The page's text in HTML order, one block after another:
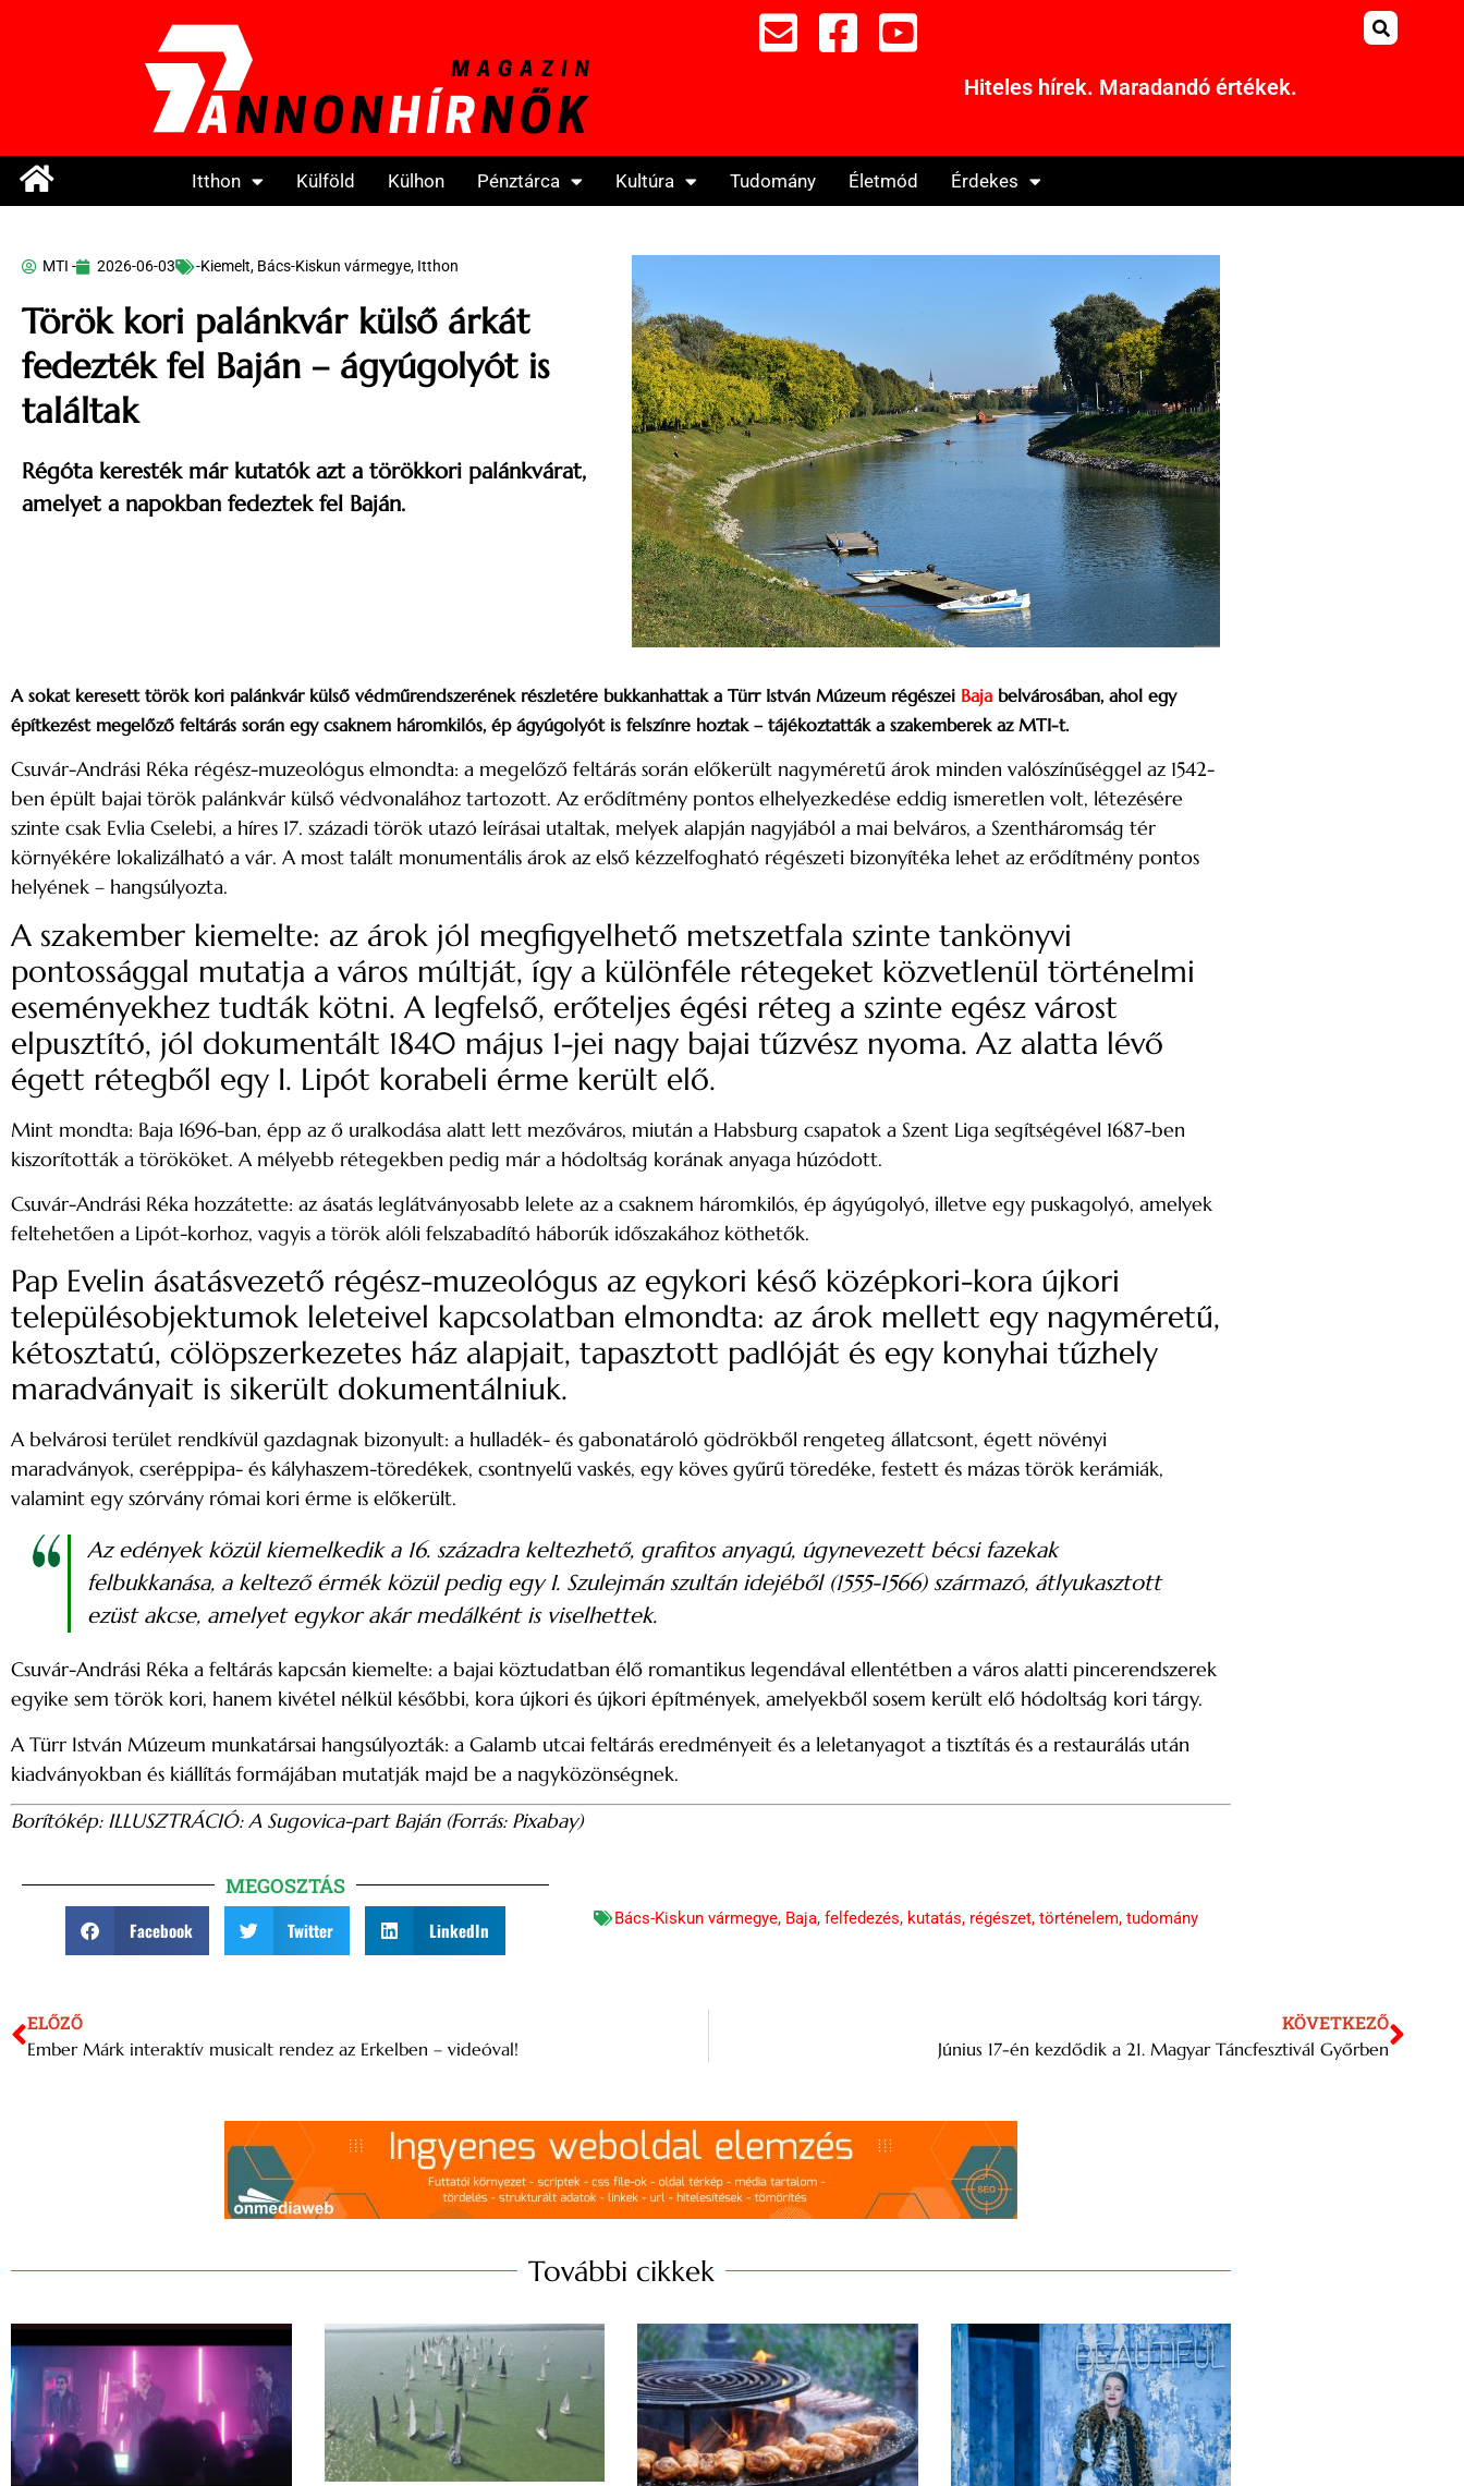
Hiteles hírek. Maradandó értékek.
Itthon Külföld Külhon Pénztárca Kultúra Tudomány Életmód Érdekes
MTI - 2026-06-03 -Kiemelt, Bács-Kiskun vármegye, Itthon
Török kori palánkvár külső árkát
fedezték fel Baján – ágyúgolyót is
találtak
Régóta keresték már kutatók azt a törökkori palánkvárat,
amelyet a napokban fedeztek fel Baján.
A sokat keresett török kori palánkvár külső védműrendszerének részletére bukkanhattak a Türr István Múzeum régészei Baja belvárosában, ahol egy
építkezést megelőző feltárás során egy csaknem háromkilós, ép ágyúgolyót is felszínre hoztak – tájékoztatták a szakemberek az MTI-t.
Csuvár-Andrási Réka régész-muzeológus elmondta: a megelőző feltárás során előkerült nagyméretű árok minden valószínűséggel az 1542-
ben épült bajai török palánkvár külső védvonalához tartozott. Az erődítmény pontos elhelyezkedése eddig ismeretlen volt, létezésére
szinte csak Evlia Cselebi, a híres 17. századi török utazó leírásai utaltak, melyek alapján nagyjából a mai belváros, a Szentháromság tér
környékére lokalizálható a vár. A most talált monumentális árok az első kézzelfogható régészeti bizonyítéka lehet az erődítmény pontos
helyének – hangsúlyozta.
A szakember kiemelte: az árok jól megfigyelhető metszetfala szinte tankönyvi
pontossággal mutatja a város múltját, így a különféle rétegeket közvetlenül történelmi
eseményekhez tudták kötni. A legfelső, erőteljes égési réteg a szinte egész várost
elpusztító, jól dokumentált 1840 május 1-jei nagy bajai tűzvész nyoma. Az alatta lévő
égett rétegből egy I. Lipót korabeli érme került elő.
Mint mondta: Baja 1696-ban, épp az ő uralkodása alatt lett mezőváros, miután a Habsburg csapatok a Szent Liga segítségével 1687-ben
kiszorították a törököket. A mélyebb rétegekben pedig már a hódoltság korának anyaga húzódott.
Csuvár-Andrási Réka hozzátette: az ásatás leglátványosabb lelete az a csaknem háromkilós, ép ágyúgolyó, illetve egy puskagolyó, amelyek
feltehetően a Lipót-korhoz, vagyis a török alóli felszabadító háborúk időszakához köthetők.
Pap Evelin ásatásvezető régész-muzeológus az egykori késő középkori-kora újkori
településobjektumok leleteivel kapcsolatban elmondta: az árok mellett egy nagyméretű,
kétosztatú, cölöpszerkezetes ház alapjait, tapasztott padlóját és egy konyhai tűzhely
maradványait is sikerült dokumentálniuk.
A belvárosi terület rendkívül gazdagnak bizonyult: a hulladék- és gabonatároló gödrökből rengeteg állatcsont, égett növényi
maradványok, cseréppipa- és kályhaszem-töredékek, csontnyelű vaskés, egy köves gyűrű töredéke, festett és mázas török kerámiák,
valamint egy szórvány római kori érme is előkerült.
Az edények közül kiemelkedik a 16. századra keltezhető, grafitos anyagú, úgynevezett bécsi fazekak
felbukkanása, a keltező érmék közül pedig egy I. Szulejmán szultán idejéből (1555-1566) származó, átlyukasztott
ezüst akcse, amelyet egykor akár medálként is viselhettek.
Csuvár-Andrási Réka a feltárás kapcsán kiemelte: a bajai köztudatban élő romantikus legendával ellentétben a város alatti pincerendszerek
egyike sem török kori, hanem kivétel nélkül későbbi, kora újkori és újkori építmények, amelyekből sosem került elő hódoltság kori tárgy.
A Türr István Múzeum munkatársai hangsúlyozták: a Galamb utcai feltárás eredményeit és a leletanyagot a tisztítás és a restaurálás után
kiadványokban és kiállítás formájában mutatják majd be a nagyközönségnek.
Borítókép: ILLUSZTRÁCIÓ: A Sugovica-part Baján (Forrás: Pixabay)
MEGOSZTÁS
Facebook Twitter LinkedIn
Bács-Kiskun vármegye, Baja, felfedezés, kutatás, régészet, történelem, tudomány
ELŐZŐ
Ember Márk interaktív musicalt rendez az Erkelben – videóval!
KÖVETKEZŐ
Június 17-én kezdődik a 21. Magyar Táncfesztivál Győrben
További cikkek